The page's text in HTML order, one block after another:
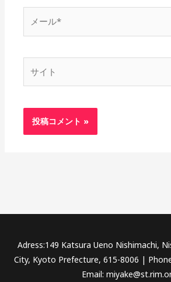
ー
*
Adress:149 Katsura Ueno Nishimachi,
City, Kyoto Prefecture, 615-8006 |
Email: